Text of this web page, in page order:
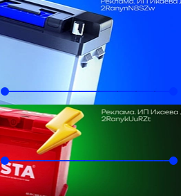
Подобрать по автомобилю
Ёмкость, Ач
Пусковой ток, А
510
Бренд